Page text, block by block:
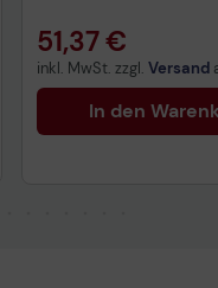
51,37 €
inkl. MwSt. zzgl. Versand
In den